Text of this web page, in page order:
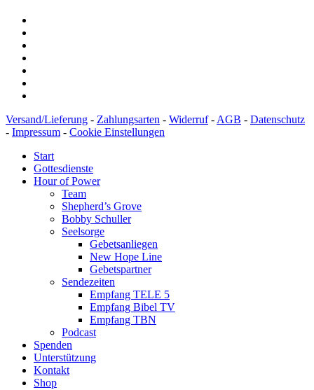
Versand/Lieferung - Zahlungsarten - Widerruf- AGB - Datenschutz
- Impressum - Cookie Einstellungen
Start
Gottesdienste
Hour of Power
Team
Shepherd’s Grove
Bobby Schuller
Seelsorge
Gebetsanliegen
New Hope Line
Gebetspartner
Sendezeiten
Empfang TELE 5
Empfang Bibel TV
Empfang TBN
Podcast
Spenden
Unterstützung
Kontakt
Shop